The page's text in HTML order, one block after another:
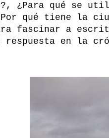
¿Para qué se
qué tiene la
fascinar a
respuesta en la